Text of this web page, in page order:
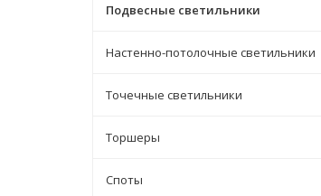
Подвесные светильники
Настенно-потолочные светильники
Точечные светильники
Торшеры
Споты